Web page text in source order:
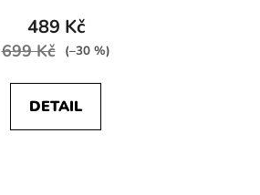
489 Kč
699 Kč (–30 %)
DETAIL